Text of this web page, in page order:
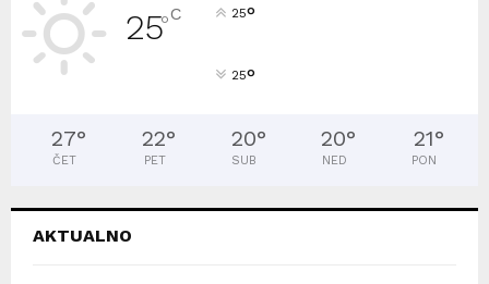
25°C 25°
25°
27°
ČET
22°
PET
20°
SUB
20°
NED
21°
PON
AKTUALNO